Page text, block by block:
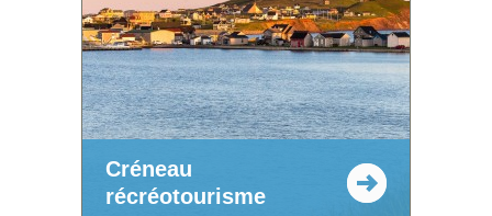
Créneau
récréotourisme